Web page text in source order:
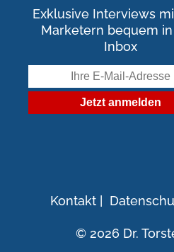
Exklusive Interviews
Marketern bequem
Inbox
Kontakt |
© 2026 Dr.